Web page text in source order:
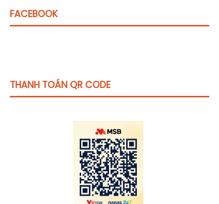
FACEBOOK
THANH TOÁN QR CODE